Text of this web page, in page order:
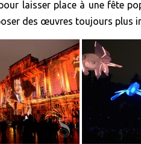
un virage
laisser place à une fête
des œuvres toujours plus